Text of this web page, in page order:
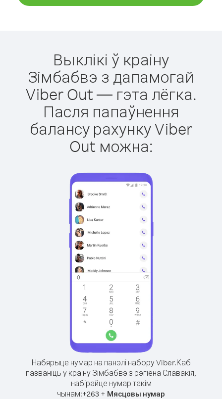
Выклікі ў краіну
Зімбабвэ з дапамогай
Viber Out — гэта лёгка.
Пасля папаўнення
балансу рахунку Viber
Out можна:
Набярыце нумар на панэлі набору Viber.Каб
пазваніць у краіну Зімбабвэ з рэгіёна Славакія,
набірайце нумар такім
чынам:+263 + Мясцовы нумар